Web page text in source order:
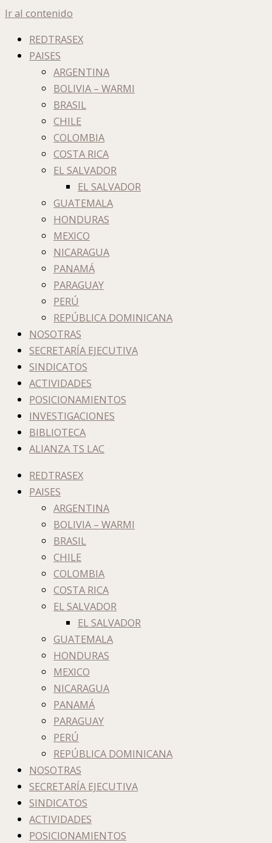
Ir al contenido
REDTRASEX
PAISES
ARGENTINA
BOLIVIA – WARMI
BRASIL
CHILE
COLOMBIA
COSTA RICA
EL SALVADOR
EL SALVADOR
GUATEMALA
HONDURAS
MEXICO
NICARAGUA
PANAMÁ
PARAGUAY
PERÚ
REPÚBLICA DOMINICANA
NOSOTRAS
SECRETARÍA EJECUTIVA
SINDICATOS
ACTIVIDADES
POSICIONAMIENTOS
INVESTIGACIONES
BIBLIOTECA
ALIANZA TS LAC
REDTRASEX
PAISES
ARGENTINA
BOLIVIA – WARMI
BRASIL
CHILE
COLOMBIA
COSTA RICA
EL SALVADOR
EL SALVADOR
GUATEMALA
HONDURAS
MEXICO
NICARAGUA
PANAMÁ
PARAGUAY
PERÚ
REPÚBLICA DOMINICANA
NOSOTRAS
SECRETARÍA EJECUTIVA
SINDICATOS
ACTIVIDADES
POSICIONAMIENTOS